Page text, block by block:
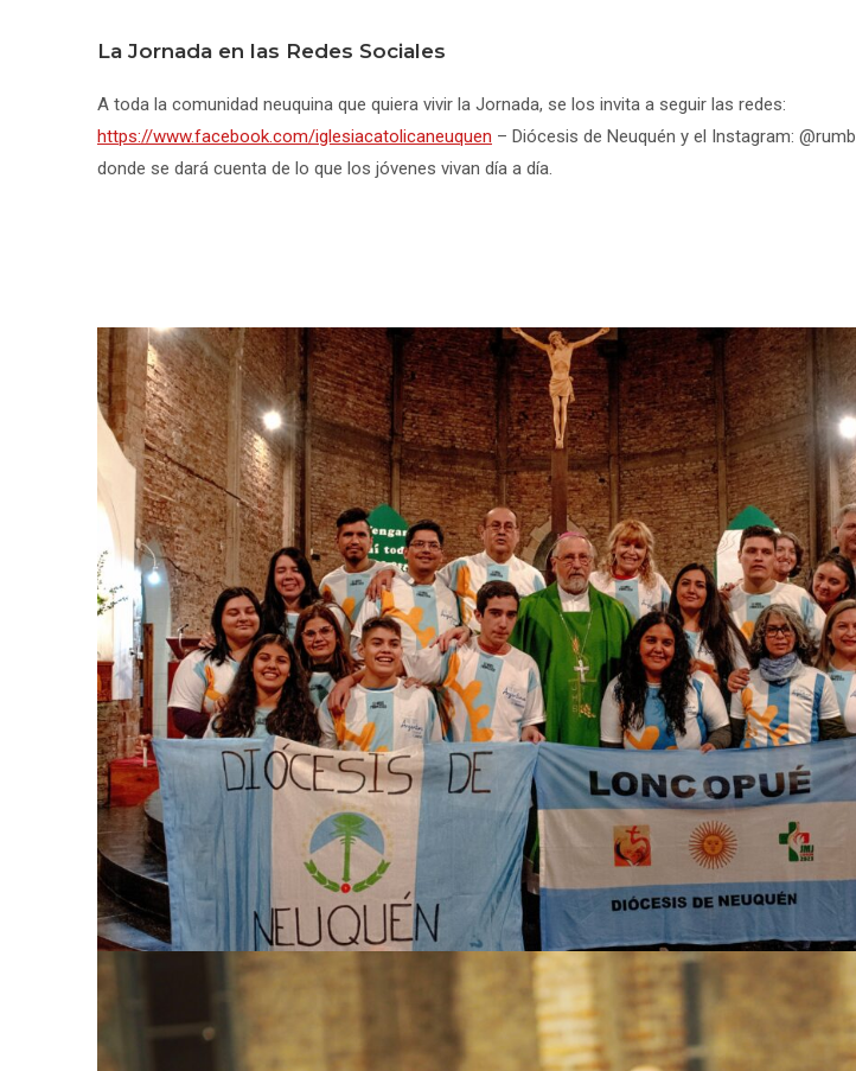
La Jornada en las Redes Sociales
A toda la comunidad neuquina que quiera vivir la Jornada, se los invita a seguir las redes:
https://www.facebook.com/iglesiacatolicaneuquen – Diócesis de Neuquén y el Instagram:
donde se dará cuenta de lo que los jóvenes vivan día a día.